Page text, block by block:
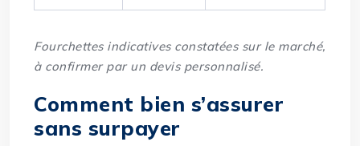
Fourchettes indicatives constatées sur le marché,
à confirmer par un devis personnalisé.
Comment bien s’assurer
sans surpayer